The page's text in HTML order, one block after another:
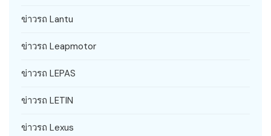
ข่าวรถ Lantu
ข่าวรถ Leapmotor
ข่าวรถ LEPAS
ข่าวรถ LETIN
ข่าวรถ Lexus